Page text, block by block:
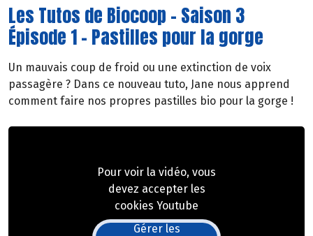
Les Tutos de Biocoop - Saison 3
Épisode 1 - Pastilles pour la gorge
Un mauvais coup de froid ou une extinction de voix
passagère ? Dans ce nouveau tuto, Jane nous apprend
comment faire nos propres pastilles bio pour la gorge !
Pour voir la vidéo, vous
devez accepter les
cookies Youtube
Gérer les